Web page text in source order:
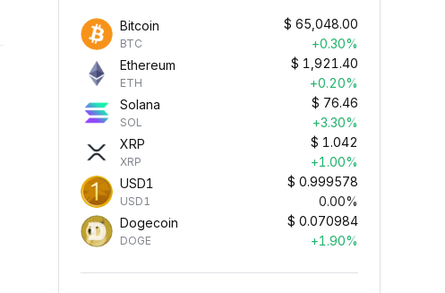
Bitcoin
BTC
$ 65,048.00
+0.30%
Ethereum
ETH
$ 1,921.40
+0.20%
Solana
SOL
$ 76.46
+3.30%
XRP
XRP
$ 1.042
+1.00%
USD1
USD1
$ 0.999578
0.00%
Dogecoin
DOGE
$ 0.070984
+1.90%